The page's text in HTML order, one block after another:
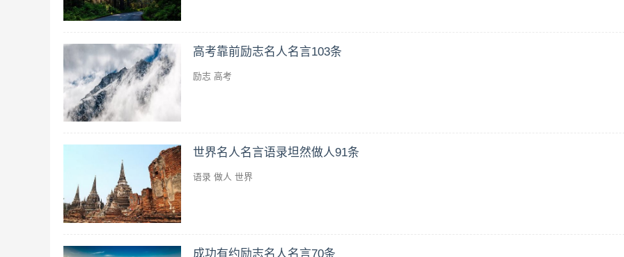
高考靠前励志名人名言103条
励志 高考
世界名人名言语录坦然做人91条
语录 做人 世界
成功有约励志名人名言70条